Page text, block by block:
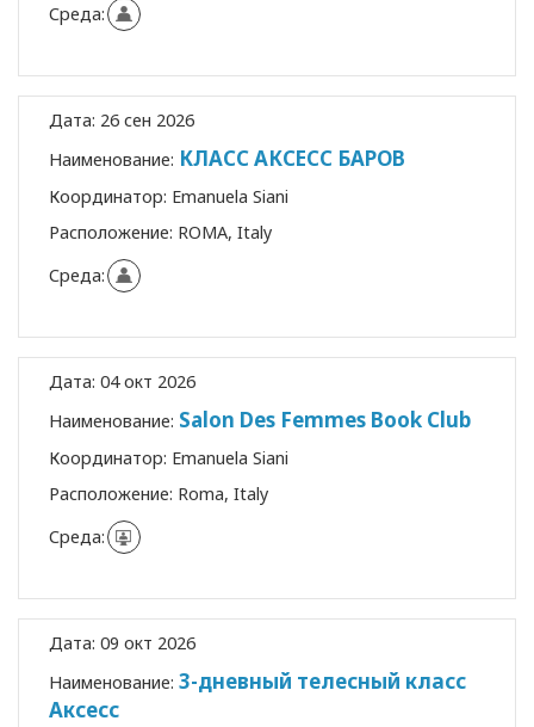
Среда:
Дата: 26 сен 2026
Наименование: КЛАСС АКСЕСС БАРОВ
Координатор: Emanuela Siani
Расположение: ROMA, Italy
Среда:
Дата: 04 окт 2026
Наименование: Salon Des Femmes Book Club
Координатор: Emanuela Siani
Расположение: Roma, Italy
Среда:
Дата: 09 окт 2026
Наименование: 3-дневный телесный класс
Аксесс